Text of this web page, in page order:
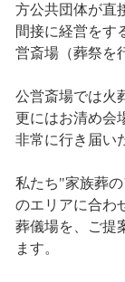
方公共団体が直
間接に経営をす
営斎場（葬祭を
公営斎場では火
更にはお清め会
非常に行き届い
私たち"家族葬
のエリアに合わ
葬儀場を、ご提
ます。